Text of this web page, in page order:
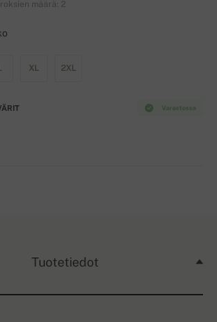
määrä: 2
XL 2XL
Varastossa
Tuotetiedot